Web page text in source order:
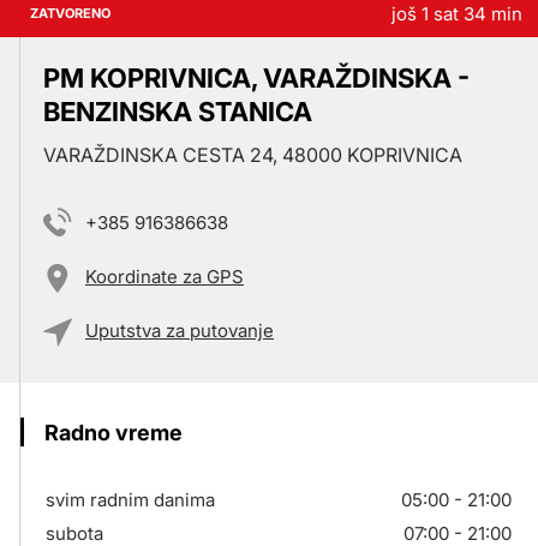
ZATVORENO još 1 sat 34 min
PM KOPRIVNICA, VARAŽDINSKA -
BENZINSKA STANICA
VARAŽDINSKA CESTA 24, 48000 KOPRIVNICA
+385 916386638
Koordinate za GPS
Uputstva za putovanje
Radno vreme
svim radnim danima
05:00 - 21:00
subota
07:00 - 21:00